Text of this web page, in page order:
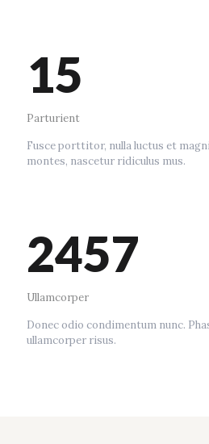
15
Parturient
Fusce porttitor, nulla luctus et
montes, nascetur ridiculus mus.
2457
Ullamcorper
Donec odio condimentum nunc.
ullamcorper risus.